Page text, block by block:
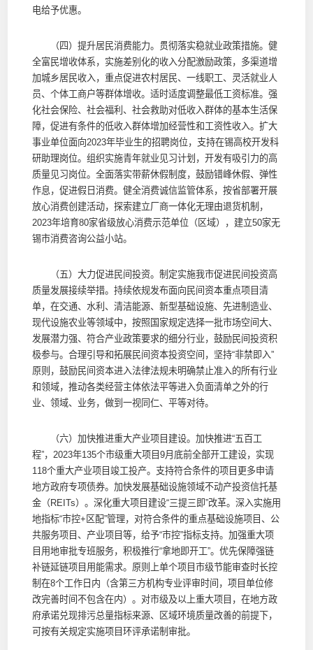
电给予优惠。
（四）提升居民消费能力。贯彻落实稳就业政策措施。健
全富民增收体系，实施差别化的收入分配激励政策，多渠道增
加城乡居民收入，重点促进农村居民、一线职工、灵活就业人
员、个体工商户等群体增收。适时适度调整最低工资标准。强
化社会保险、社会福利、社会救助对低收入群体的基本生活保
障，促进有条件的低收入群体增加经营性和工资性收入。扩大
事业单位面向2023年毕业生的招聘岗位，支持在锡高校开发科
研助理岗位。组织实施青年就业见习计划，开发有吸引力的高
质量见习岗位。全面落实带薪休假制度，鼓励错峰休假、弹性
作息，促进假日消费。健全消费诚信监管体系，按省部署开展
放心消费创建活动，探索建立厂商一体化无理由退货机制，
2023年培育80家省级放心消费示范单位（区域），建立50家无
锡市消费咨询公益小站。
（五）大力促进民间投资。制定实施我市促进民间投资高
质量发展接续举措。持续依规发布面向民间资本重点项目清
单，在交通、水利、清洁能源、新型基础设施、先进制造业、
现代设施农业等领域中，按照国家规定选择一批市场空间大、
发展潜力强、符合产业政策要求的细分行业，鼓励民间投资积
极参与。合理引导和拓展民间资本投资空间，坚持“非禁即入”
原则，鼓励民间资本进入法律法规未明确禁止准入的所有行业
和领域，推动各类经营主体依法平等进入负面清单之外的行
业、领域、业务，做到一视同仁、平等对待。
（六）加快推进重大产业项目建设。加快推进“五百工
程”，2023年135个市级重大项目9月底前全部开工建设，实现
118个重大产业项目竣工投产。支持符合条件的项目更多申请
地方政府专项债券。加快发展基础设施领域不动产投资信托基
金（REITs）。深化重大项目建设“三提三即”改革。深入实施用
地指标“市控+区配”管理，对符合条件的重点基础设施项目、公
共服务项目、产业项目等，给予“市控”指标支持。加强重大项
目用地审批专班服务，积极推行“拿地即开工”。优先保障强链
补链延链项目用能需求。原则上单个项目市级节能审查时长控
制在8个工作日内（含第三方机构专业评审时间，项目单位修
改完善时间不包含在内）。对市级及以上重大项目，在地方政
府承诺兑现排污总量指标来源、区域环境质量改善的前提下，
可按有关规定实施项目环评承诺制审批。